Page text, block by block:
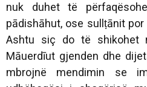
nuk duhet të
pādishāhut, ose sullṭānit por
Ashtu siç do të shikohet
Māuerdīut gjenden dhe
mbrojnë mendimin se